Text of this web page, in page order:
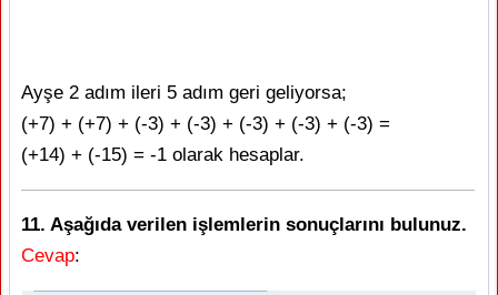
Ayşe 2 adım ileri 5 adım geri geliyorsa;
(+7) + (+7) + (-3) + (-3) + (-3) + (-3) + (-3) =
(+14) + (-15) = -1 olarak hesaplar.
11. Aşağıda verilen işlemlerin sonuçlarını bulunuz.
Cevap: